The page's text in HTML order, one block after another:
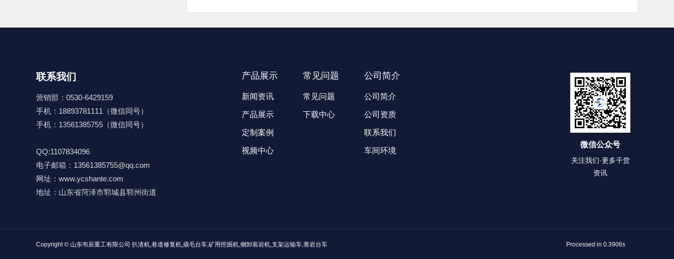
联系我们
营销部：0530-6429159
手机：18893781111（微信同号）
手机：13561385755（微信同号）
QQ:1107834096
电子邮箱：13561385755@qq.com
网址：www.ycshante.com
地址：山东省菏泽市郓城县郓州街道
产品展示
新闻资讯
产品展示
定制案例
视频中心
常见问题
常见问题
下载中心
公司简介
公司简介
公司资质
联系我们
车间环境
微信公众号
关注我们·更多干货
资讯
Processed in 0.3906s
Copyright © 山东韦辰重工有限公司 扒渣机,巷道修复机,撬毛台车,矿用挖掘机,侧卸装岩机,支架运输车,凿岩台车